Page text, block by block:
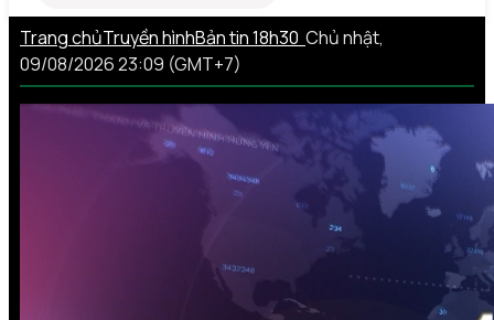
Trang chủTruyền hìnhBản tin 18h30 Chủ nhật,
09/08/2026 23:09 (GMT+7)